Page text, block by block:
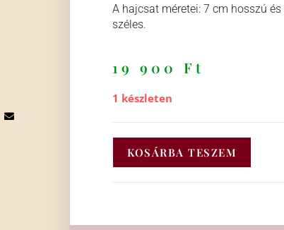
A hajcsat méretei: 7 cm hosszú
széles.
19 900 Ft
1 készleten
KOSÁRBA TESZEM